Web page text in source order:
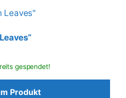
Produkt